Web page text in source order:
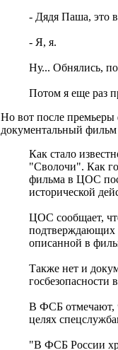
- Дядя Паша, это
- Я, я.
Ну... Обнялись,
Потом я еще раз
Но вот после премьеры
документальный
Как стало
"Сволочи". Как
фильма в ЦОС
исторической
ЦОС сообщает,
подтверждающих
описанной в
Также нет и
В ФСБ отмечают,
целях
"В ФСБ России